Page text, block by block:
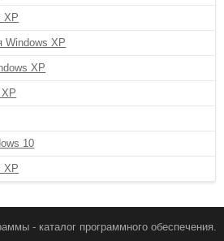
XP
Windows XP
XP
10
XP
- каталог программного обеспечения.